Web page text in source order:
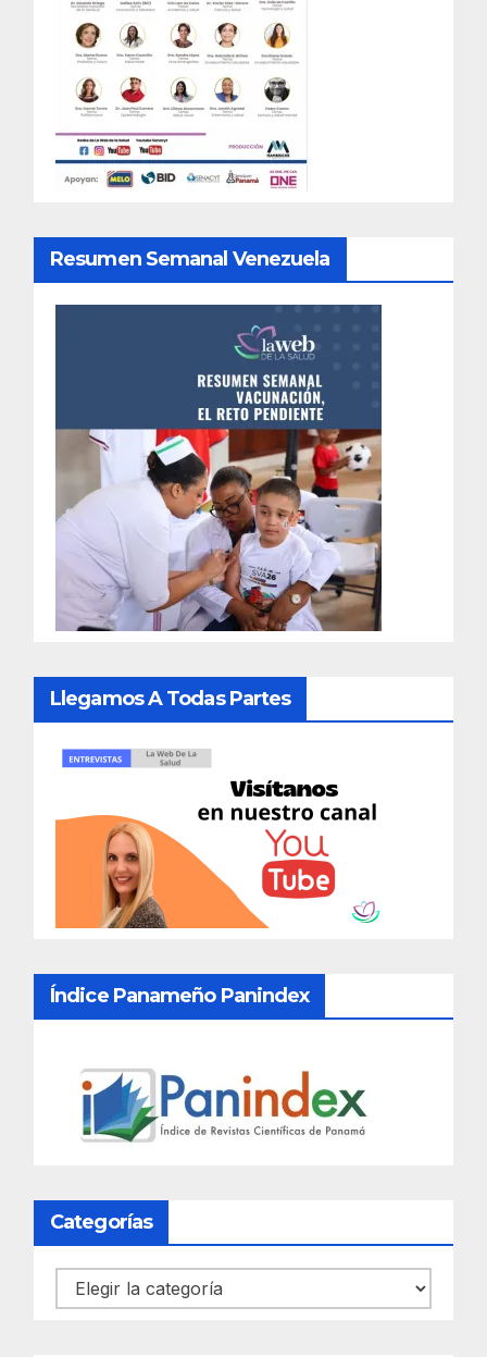
Resumen Semanal Venezuela
Llegamos A Todas Partes
Índice Panameño Panindex
Categorías
Categorías